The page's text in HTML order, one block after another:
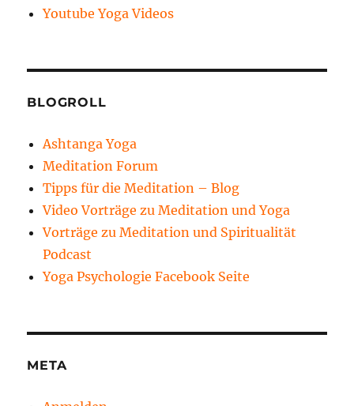
Youtube Yoga Videos
BLOGROLL
Ashtanga Yoga
Meditation Forum
Tipps für die Meditation – Blog
Video Vorträge zu Meditation und Yoga
Vorträge zu Meditation und Spiritualität
Podcast
Yoga Psychologie Facebook Seite
META